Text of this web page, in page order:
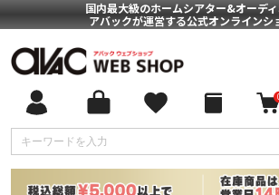
国内最大級のホームシアター&オーデ
アバックが運営する公式オンラインシ